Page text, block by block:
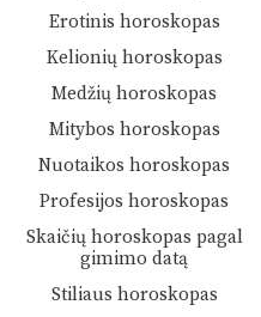
Erotinis horoskopas
Kelionių horoskopas
Medžių horoskopas
Mitybos horoskopas
Nuotaikos horoskopas
Profesijos horoskopas
Skaičių horoskopas pagal
gimimo datą
Stiliaus horoskopas